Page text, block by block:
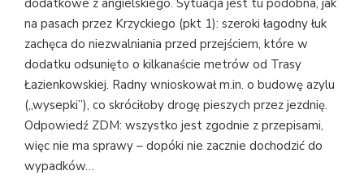
na pasach przez Krzyckiego (pkt 1): szeroki łagodny łuk
zachęca do niezwalniania przed przejściem, które w
dodatku odsunięto o kilkanaście metrów od Trasy
Łazienkowskiej. Radny wnioskował m.in. o budowę azylu
(„wysepki”), co skróciłoby drogę pieszych przez jezdnię.
Odpowiedź ZDM: wszystko jest zgodnie z przepisami,
więc nie ma sprawy – dopóki nie zacznie dochodzić do
wypadków…